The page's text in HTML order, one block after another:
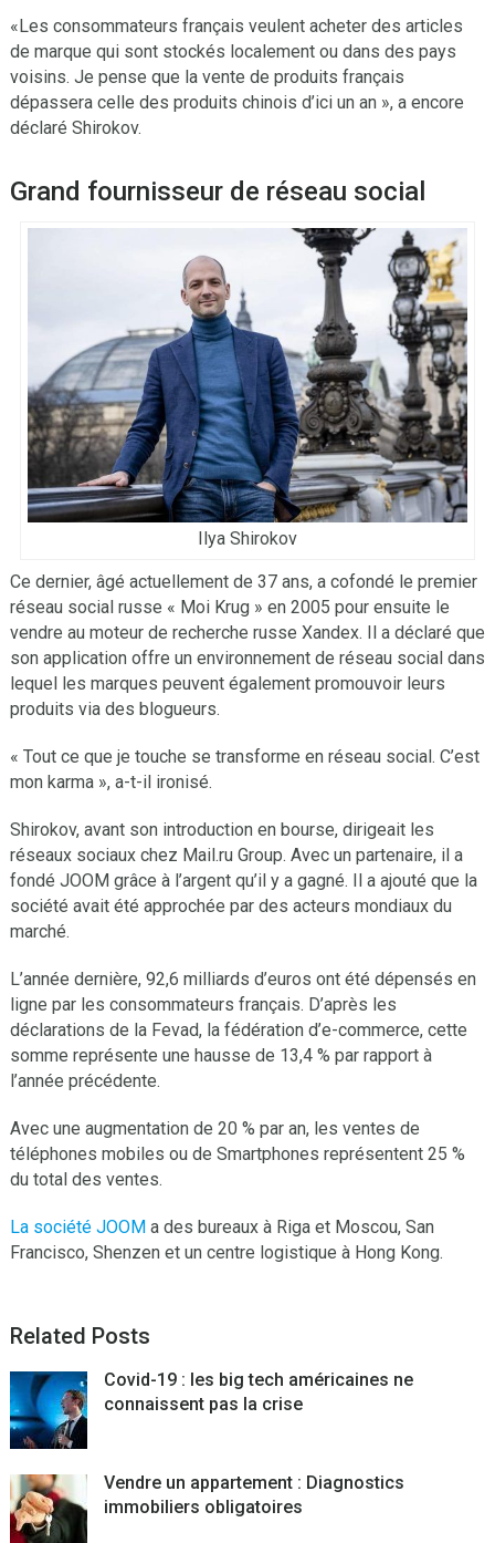
«Les consommateurs français veulent acheter des articles
de marque qui sont stockés localement ou dans des pays
voisins. Je pense que la vente de produits français
dépassera celle des produits chinois d’ici un an », a encore
déclaré Shirokov.
Grand fournisseur de réseau social
Ilya Shirokov
Ce dernier, âgé actuellement de 37 ans, a cofondé le premier
réseau social russe « Moi Krug » en 2005 pour ensuite le
vendre au moteur de recherche russe Xandex. Il a déclaré que
son application offre un environnement de réseau social dans
lequel les marques peuvent également promouvoir leurs
produits via des blogueurs.
« Tout ce que je touche se transforme en réseau social. C’est
mon karma », a-t-il ironisé.
Shirokov, avant son introduction en bourse, dirigeait les
réseaux sociaux chez Mail.ru Group. Avec un partenaire, il a
fondé JOOM grâce à l’argent qu’il y a gagné. Il a ajouté que la
société avait été approchée par des acteurs mondiaux du
marché.
L’année dernière, 92,6 milliards d’euros ont été dépensés en
ligne par les consommateurs français. D’après les
déclarations de la Fevad, la fédération d’e-commerce, cette
somme représente une hausse de 13,4 % par rapport à
l’année précédente.
Avec une augmentation de 20 % par an, les ventes de
téléphones mobiles ou de Smartphones représentent 25 %
du total des ventes.
La société JOOMa des bureaux à Riga et Moscou, San
Francisco, Shenzen et un centre logistique à Hong Kong.
Related Posts
Covid-19 : les big tech américaines ne
connaissent pas la crise
Vendre un appartement : Diagnostics
immobiliers obligatoires